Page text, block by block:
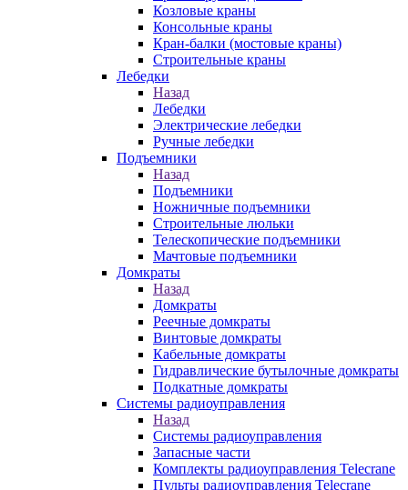
Козловые краны
Консольные краны
Кран-балки (мостовые краны)
Строительные краны
Лебедки
Назад
Лебедки
Электрические лебедки
Ручные лебедки
Подъемники
Назад
Подъемники
Ножничные подъемники
Строительные люльки
Телескопические подъемники
Мачтовые подъемники
Домкраты
Назад
Домкраты
Реечные домкраты
Винтовые домкраты
Кабельные домкраты
Гидравлические бутылочные домкраты
Подкатные домкраты
Системы радиоуправления
Назад
Системы радиоуправления
Запасные части
Комплекты радиоуправления Telecrane
Пульты радиоуправления Telecrane